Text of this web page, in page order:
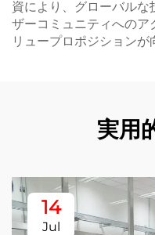
資により、グローバル
ザーコミュニティへの
リュープロポジションが
実用
14
Jul